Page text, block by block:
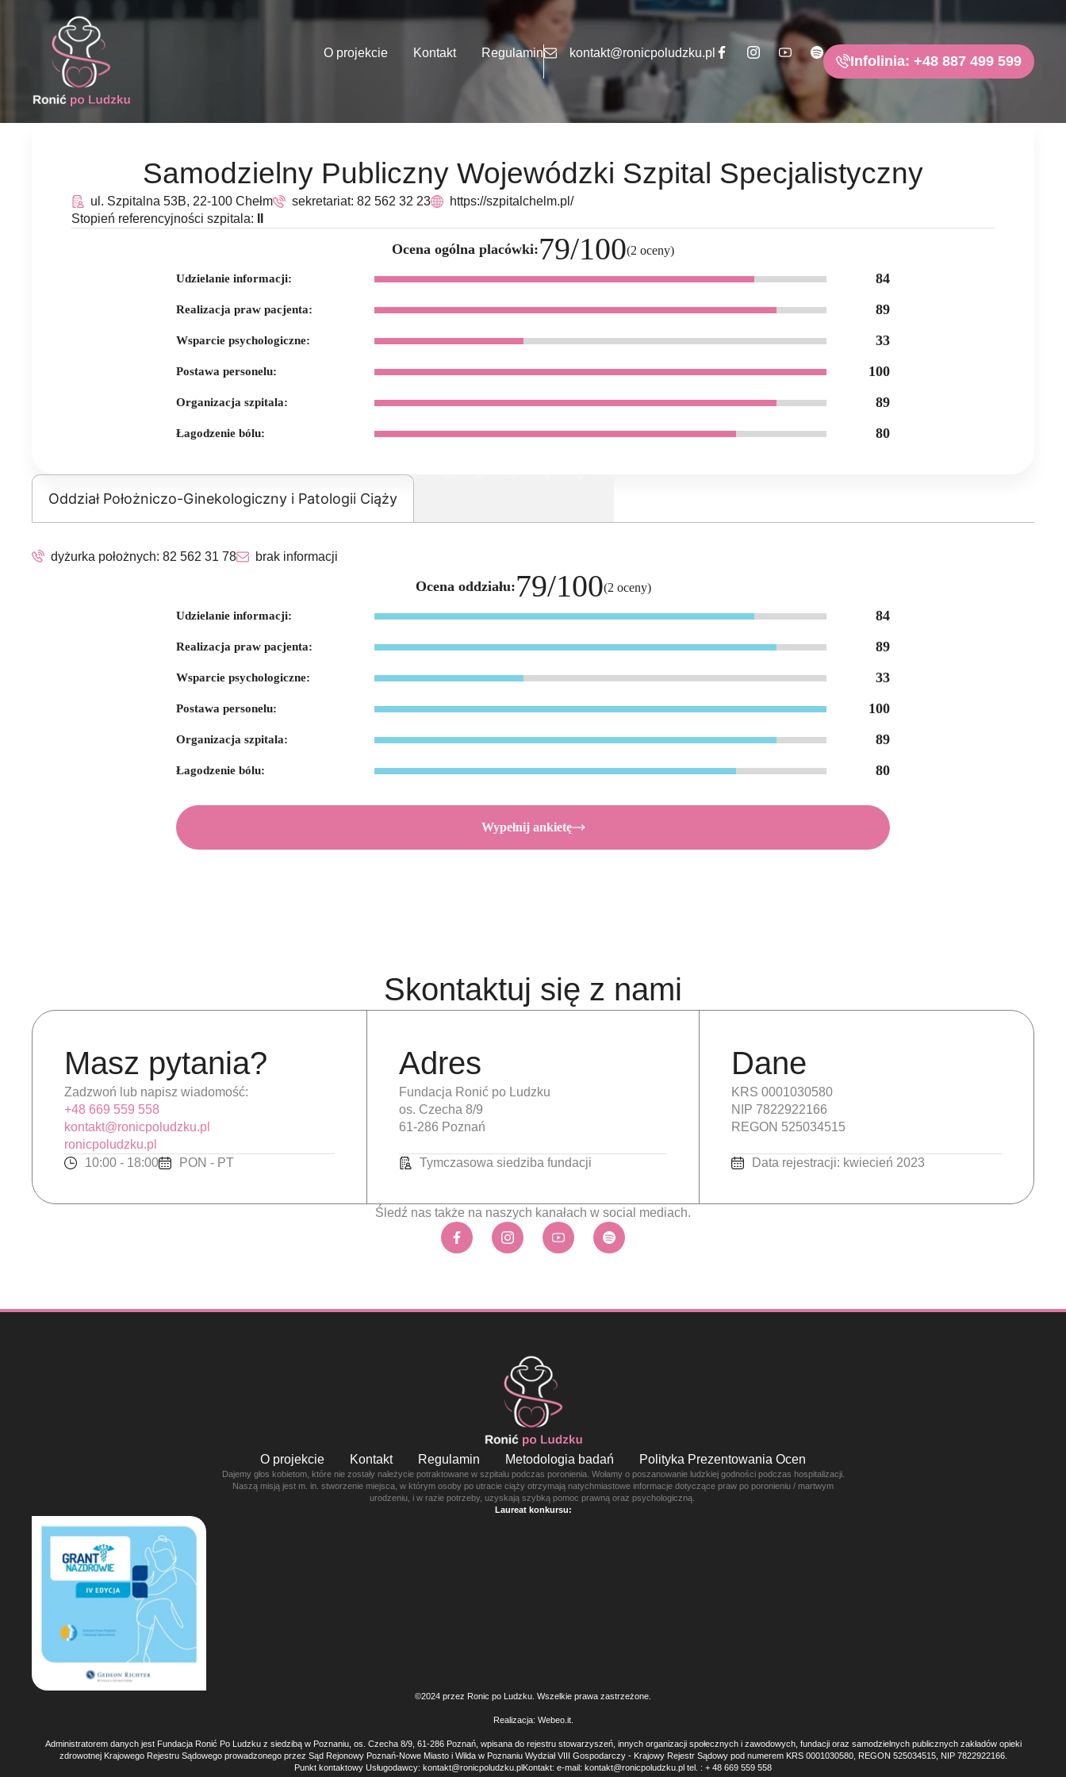
O projekcie Kontakt Regulamin kontakt@ronicpoludzku.pl
Infolinia: +48 887 499 599
Samodzielny Publiczny Wojewódzki Szpital Specjalistyczny
ul. Szpitalna 53B, 22-100 Chełm sekretariat: 82 562 32 23
https://szpitalchelm.pl/
Stopień referencyjności szpitala:
Ocena ogólna placówki:79/100(2 oceny)
Udzielanie informacji: 84
Realizacja praw pacjenta: 89
Wsparcie psychologiczne: 33
Postawa personelu: 100
Organizacja szpitala: 89
Łagodzenie bólu: 80
Oddział Położniczo-Ginekologiczny i Patologii Ciąży
dyżurka położnych: 82 562 31 78 brak informacji
Ocena oddziału:79/100(2 oceny)
Udzielanie informacji: 84
Realizacja praw pacjenta: 89
Wsparcie psychologiczne: 33
Postawa personelu: 100
Organizacja szpitala: 89
Łagodzenie bólu: 80
Wypełnij ankietę
Skontaktuj się z nami
Masz pytania?
Zadzwoń lub napisz wiadomość:
+48 669 559 558
kontakt@ronicpoludzku.pl
ronicpoludzku.pl
10:00 - 18:00
PON - PT
Adres
Fundacja Ronić po Ludzku
os. Czecha 8/9
61-286 Poznań
Tymczasowa siedziba fundacji
Dane
KRS 0001030580
NIP 7822922166
REGON 525034515
Data rejestracji: kwiecień 2023
Śledź nas także na naszych kanałach w social mediach.
O projekcie Kontakt Regulamin Metodologia badań Polityka Prezentowania Ocen
Dajemy głos kobietom, które nie zostały należycie potraktowane w szpitalu podczas poronienia. Wołamy o poszanowanie ludzkiej godności podczas hospitalizacji.
Naszą misją jest m. in. stworzenie miejsca, w którym osoby po utracie ciąży otrzymają natychmiastowe informacje dotyczące praw po poronieniu / martwym
urodzeniu, i w razie potrzeby, uzyskają szybką pomoc prawną oraz psychologiczną.
Laureat konkursu:
©2024 przez Ronic po Ludzku. Wszelkie prawa zastrzeżone.
Realizacja: Webeo.it.
Administratorem danych jest Fundacja Ronić Po Ludzku z siedzibą w Poznaniu, os. Czecha 8/9, 61-286 Poznań, wpisana do rejestru stowarzyszeń, innych organizacji społecznych i zawodowych, fundacji oraz samodzielnych publicznych zakładów opieki
zdrowotnej Krajowego Rejestru Sądowego prowadzonego przez Sąd Rejonowy Poznań-Nowe Miasto i Wilda w Poznaniu Wydział VIII Gospodarczy - Krajowy Rejestr Sądowy pod numerem KRS 0001030580, REGON 525034515, NIP 7822922166.
Punkt kontaktowy Usługodawcy: kontakt@ronicpoludzku.plKontakt: e-mail: kontakt@ronicpoludzku.pl tel. : + 48 669 559 558